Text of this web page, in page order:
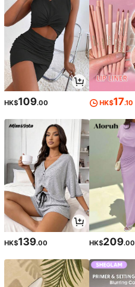
HK$109.00 HK$17.10
HK$139.00 HK$209.00